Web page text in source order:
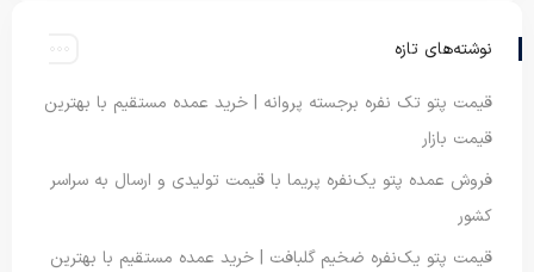
نوشته‌های تازه
قیمت پتو تک نفره برجسته پروانه | خرید عمده مستقیم با بهترین
قیمت بازار
فروش عمده پتو یک‌نفره پریما با قیمت تولیدی و ارسال به سراسر
کشور
قیمت پتو یک‌نفره ضخیم گلبافت | خرید عمده مستقیم با بهترین